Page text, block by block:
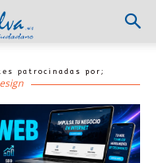
patrocinadas por;